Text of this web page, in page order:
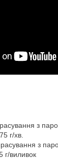
з
г/хв.
з
г/виливок